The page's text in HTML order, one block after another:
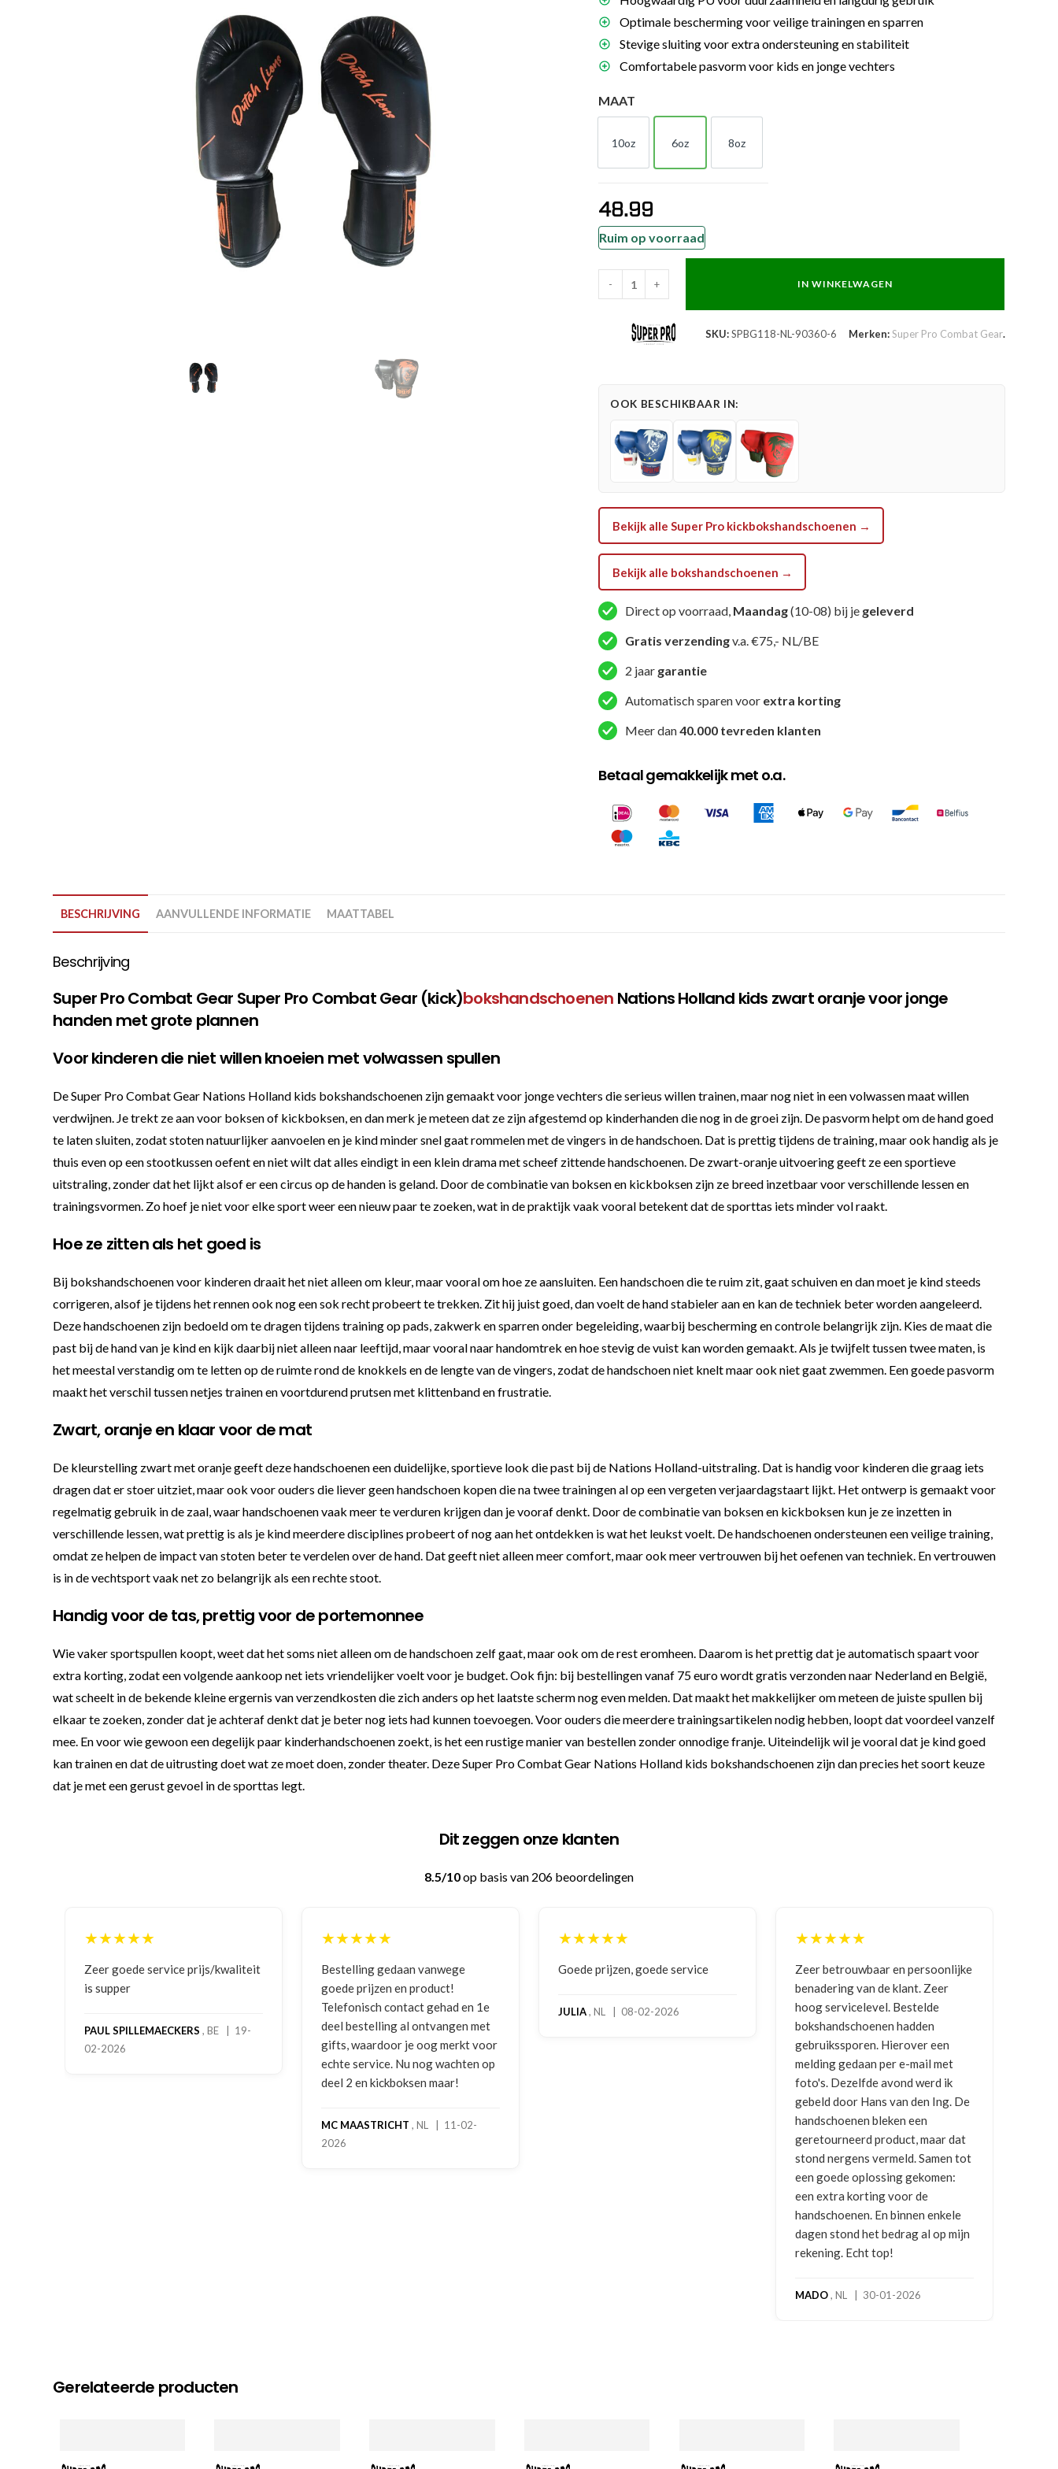
Zakhandschoenen
Trainingsartikelen
Bokszak
Bevestigingsmateriaal
bokszak
Bokspoppen
Stoot- en trapkussens
Stootkussens en pads
Optimale bescherming voor veilige trainingen en sparren
Stevige sluiting voor extra ondersteuning en stabiliteit
Comfortabele pasvorm voor kids en jonge vechters
MAAT
10oz
10oz
6oz
6oz
8oz
8oz
48.99
Ruim op voorraad
Combat
Nations
Holland
kids
/
Oranje
- + IN WINKELWAGEN
SKU:SPBG118-NL-90360-6 Merken:Super Pro Combat Gear.
OOK BESCHIKBAAR IN:
Bekijk alle Super Pro kickbokshandschoenen →
Bekijk alle bokshandschoenen →
Direct op voorraad, Maandag(10-08) bij je geleverd
Gratis verzendingv.a. €75,- NL/BE
2 jaar garantie
Automatisch sparen voor extra korting
Meer dan40.000 tevreden klanten
Betaal gemakkelijk met o.a.
BESCHRIJVING AANVULLENDE INFORMATIE MAATTABEL
Beschrijving
Super Pro Combat Gear Super Pro Combat Gear (kick)bokshandschoenen Nations Holland kids zwart oranje voor jonge
handen met grote plannen
Voor kinderen die niet willen knoeien met volwassen spullen
De Super Pro Combat Gear Nations Holland kids bokshandschoenen zijn gemaakt voor jonge vechters die serieus willen trainen, maar nog niet in een volwassen maat willen
verdwijnen. Je trekt ze aan voor boksen of kickboksen, en dan merk je meteen dat ze zijn afgestemd op kinderhanden die nog in de groei zijn. De pasvorm helpt om de hand goed
te laten sluiten, zodat stoten natuurlijker aanvoelen en je kind minder snel gaat rommelen met de vingers in de handschoen. Dat is prettig tijdens de training, maar ook handig als je
thuis even op een stootkussen oefent en niet wilt dat alles eindigt in een klein drama met scheef zittende handschoenen. De zwart-oranje uitvoering geeft ze een sportieve
uitstraling, zonder dat het lijkt alsof er een circus op de handen is geland. Door de combinatie van boksen en kickboksen zijn ze breed inzetbaar voor verschillende lessen en
trainingsvormen. Zo hoef je niet voor elke sport weer een nieuw paar te zoeken, wat in de praktijk vaak vooral betekent dat de sporttas iets minder vol raakt.
Hoe ze zitten als het goed is
Bij bokshandschoenen voor kinderen draait het niet alleen om kleur, maar vooral om hoe ze aansluiten. Een handschoen die te ruim zit, gaat schuiven en dan moet je kind steeds
corrigeren, alsof je tijdens het rennen ook nog een sok recht probeert te trekken. Zit hij juist goed, dan voelt de hand stabieler aan en kan de techniek beter worden aangeleerd.
Deze handschoenen zijn bedoeld om te dragen tijdens training op pads, zakwerk en sparren onder begeleiding, waarbij bescherming en controle belangrijk zijn. Kies de maat die
past bij de hand van je kind en kijk daarbij niet alleen naar leeftijd, maar vooral naar handomtrek en hoe stevig de vuist kan worden gemaakt. Als je twijfelt tussen twee maten, is
het meestal verstandig om te letten op de ruimte rond de knokkels en de lengte van de vingers, zodat de handschoen niet knelt maar ook niet gaat zwemmen. Een goede pasvorm
maakt het verschil tussen netjes trainen en voortdurend prutsen met klittenband en frustratie.
Zwart, oranje en klaar voor de mat
De kleurstelling zwart met oranje geeft deze handschoenen een duidelijke, sportieve look die past bij de Nations Holland-uitstraling. Dat is handig voor kinderen die graag iets
dragen dat er stoer uitziet, maar ook voor ouders die liever geen handschoen kopen die na twee trainingen al op een vergeten verjaardagstaart lijkt. Het ontwerp is gemaakt voor
regelmatig gebruik in de zaal, waar handschoenen vaak meer te verduren krijgen dan je vooraf denkt. Door de combinatie van boksen en kickboksen kun je ze inzetten in
verschillende lessen, wat prettig is als je kind meerdere disciplines probeert of nog aan het ontdekken is wat het leukst voelt. De handschoenen ondersteunen een veilige training,
omdat ze helpen de impact van stoten beter te verdelen over de hand. Dat geeft niet alleen meer comfort, maar ook meer vertrouwen bij het oefenen van techniek. En vertrouwen
is in de vechtsport vaak net zo belangrijk als een rechte stoot.
Handig voor de tas, prettig voor de portemonnee
Wie vaker sportspullen koopt, weet dat het soms niet alleen om de handschoen zelf gaat, maar ook om de rest eromheen. Daarom is het prettig dat je automatisch spaart voor
extra korting, zodat een volgende aankoop net iets vriendelijker voelt voor je budget. Ook fijn: bij bestellingen vanaf 75 euro wordt gratis verzonden naar Nederland en België,
wat scheelt in de bekende kleine ergernis van verzendkosten die zich anders op het laatste scherm nog even melden. Dat maakt het makkelijker om meteen de juiste spullen bij
elkaar te zoeken, zonder dat je achteraf denkt dat je beter nog iets had kunnen toevoegen. Voor ouders die meerdere trainingsartikelen nodig hebben, loopt dat voordeel vanzelf
mee. En voor wie gewoon een degelijk paar kinderhandschoenen zoekt, is het een rustige manier van bestellen zonder onnodige franje. Uiteindelijk wil je vooral dat je kind goed
kan trainen en dat de uitrusting doet wat ze moet doen, zonder theater. Deze Super Pro Combat Gear Nations Holland kids bokshandschoenen zijn dan precies het soort keuze
dat je met een gerust gevoel in de sporttas legt.
Dit zeggen onze klanten
8.5/10op basis van 206 beoordelingen
★★★★★
Zeer goede service prijs/kwaliteit
is supper
PAUL SPILLEMAECKERS, BE | 19-
02-2026
★★★★★
Bestelling gedaan vanwege
goede prijzen en product!
Telefonisch contact gehad en 1e
deel bestelling al ontvangen met
gifts, waardoor je oog merkt voor
echte service. Nu nog wachten op
deel 2 en kickboksen maar!
MC MAASTRICHT, NL | 11-02-
★★★★★
Goede prijzen, goede service
JULIA, NL | 08-02-2026
★★★★★
Zeer betrouwbaar en persoonlijke
benadering van de klant. Zeer
hoog servicelevel. Bestelde
bokshandschoenen hadden
gebruikssporen. Hierover een
melding gedaan per e-mail met
foto's. Dezelfde avond werd ik
gebeld door Hans van den Ing. De
handschoenen bleken een
geretourneerd product, maar dat
stond nergens vermeld. Samen tot
een goede oplossing gekomen:
een extra korting voor de
handschoenen. En binnen enkele
dagen stond het bedrag al op mijn
rekening. Echt top!
MADO, NL | 30-01-2026
Gerelateerde producten